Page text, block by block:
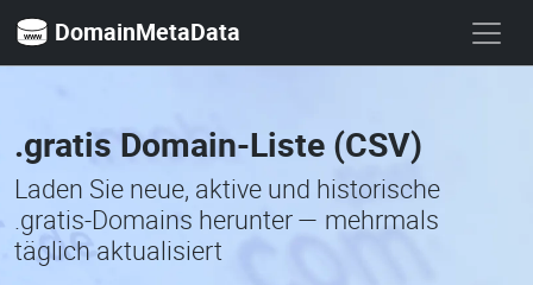
DomainMetaData
.gratis Domain-Liste (CSV)
Laden Sie neue, aktive und historische
.gratis-Domains herunter — mehrmals
täglich aktualisiert